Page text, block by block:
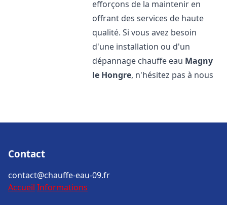
efforçons de la maintenir en
offrant des services de haute
qualité. Si vous avez besoin
d'une installation ou d'un
dépannage chauffe eau Magny
le Hongre, n'hésitez pas à nous
Contact
contact@chauffe-eau-09.fr
Accueil Informations